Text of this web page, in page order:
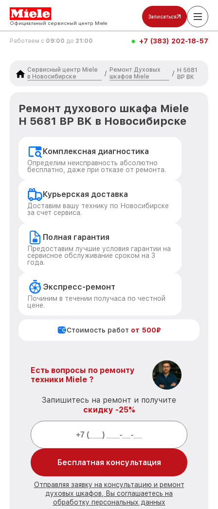
Официальный сервисный центр Miele
Записаться
Работаем с 09:00 до 21:00 +7 (383) 202-18-57
Сервисный центр Miele
в Новосибирске
/
Ремонт Духовых
шкафов Miele
/ H 5681
BP BK
Ремонт духового шкафа Miele
H 5681 BP BK в Новосибирске
Комплексная диагностика
Определим неисправность абсолютно
бесплатно, даже при отказе от ремонта.
Курьерская доставка
Доставим вашу технику по Новосибирске
за счет сервиса.
Полная гарантия
Предоставим лучшие условия гарантии на
сервисное обслуживание сроком на 3
года.
Экспресс-ремонт
Починим в течении получаса по честной
цене.
Стоимость работ от 500₽
Есть вопросы по ремонту
техники Miele ?
Запишитесь на ремонт и получите
скидку -25%
Бесплатная консультация
Отправляя заявку на консультацию и ремонт
духовых шкафов, Вы соглашаетесь на
обработку персональных данных